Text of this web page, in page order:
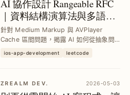
AI 協作設計 Rangeable RFC
｜資料結構演算法與多語言
實作詳解
針對 Medium Markup 與 AVPlayer
Cache 區間問題，揭露 AI 如何從抽象問
實作 Rangeable RFC，帶來最高效區間合
ios-app-development leetcode
ZREALM DEV. 2026-05-03